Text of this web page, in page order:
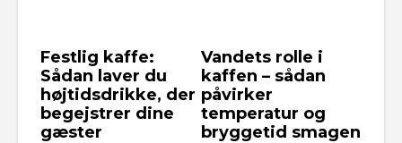
Festlig kaffe:
Sådan laver du
højtidsdrikke, der
begejstrer dine
gæster
Vandets rolle i
kaffen – sådan
påvirker
temperatur og
bryggetid smagen